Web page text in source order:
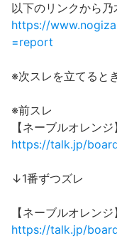
以下のリンクから
https://
=report
※次スレを立てると
※前スレ
【ネーブルオレン
https://talk.jp/
↓1番ずつズレ
【ネーブルオレン
https://talk.jp/